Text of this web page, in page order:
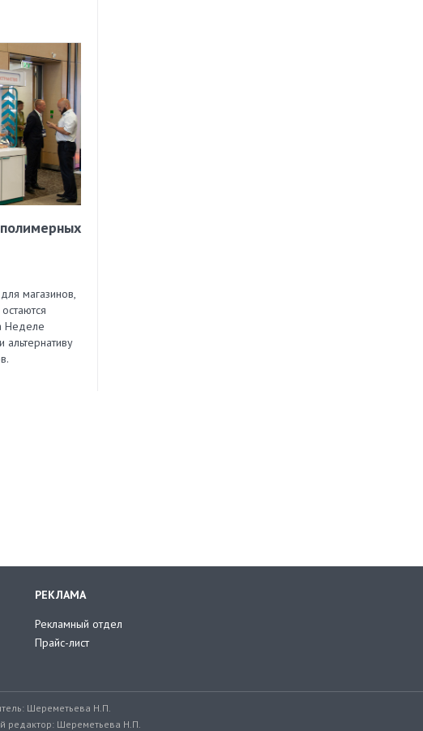
магазинов,
Неделе
альтернативу
РЕКЛАМА
Рекламный отдел
Прайс-лист
Шереметьева Н.П.
редактор: Шереметьева Н.П.